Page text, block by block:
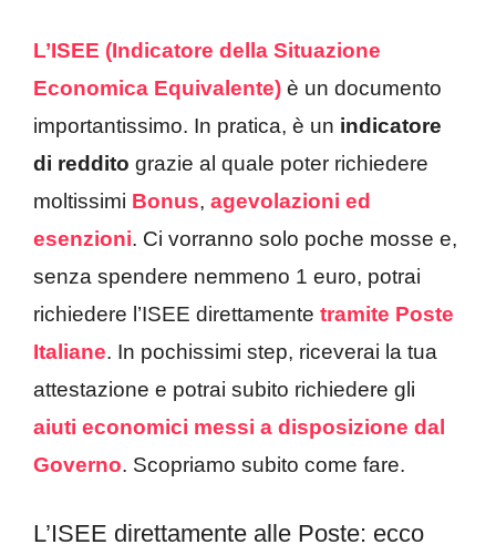
L’ISEE (Indicatore della Situazione
Economica Equivalente) è un documento
importantissimo. In pratica, è un indicatore
di reddito grazie al quale poter richiedere
moltissimi Bonus, agevolazioni ed
esenzioni. Ci vorranno solo poche mosse e,
senza spendere nemmeno 1 euro, potrai
richiedere l’ISEE direttamente tramite Poste
Italiane. In pochissimi step, riceverai la tua
attestazione e potrai subito richiedere gli
aiuti economici messi a disposizione dal
Governo. Scopriamo subito come fare.
L’ISEE direttamente alle Poste: ecco